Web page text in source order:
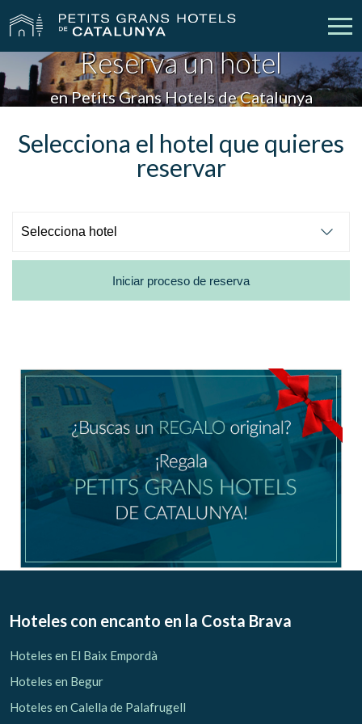
Nuestros Hoteles Escapadas
Bodas Empresas
Cheques Regalo Descubre Catalunya
Ubicación/nombre del hotel
CA ES EN
Reserva un hotel
en Petits Grans Hotels de Catalunya
Selecciona el hotel que quieres
reservar
Iniciar proceso de reserva
Hoteles con encanto en la Costa Brava
Hoteles en El Baix Empordà
Hoteles en Begur
Hoteles en Calella de Palafrugell
Modificar cookies
Si continua navegando, supone la aceptación de la
de configurar su navegador pudiendo, si así lo desea,
deberá tener en cuenta que dicha acción podrá ocasionar